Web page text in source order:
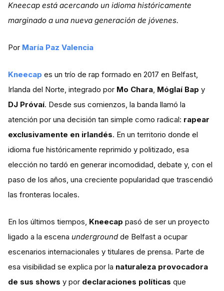
Kneecap está acercando un idioma históricamente
marginado a una nueva generación de jóvenes.
Por María Paz Valencia
Kneecap es un trío de rap formado en 2017 en Belfast,
Irlanda del Norte, integrado por Mo Chara, Móglaí Bap y
DJ Próvaí. Desde sus comienzos, la banda llamó la
atención por una decisión tan simple como radical: rapear
exclusivamente en irlandés. En un territorio donde el
idioma fue históricamente reprimido y politizado, esa
elección no tardó en generar incomodidad, debate y, con el
paso de los años, una creciente popularidad que trascendió
las fronteras locales.
En los últimos tiempos, Kneecap pasó de ser un proyecto
ligado a la escena underground de Belfast a ocupar
escenarios internacionales y titulares de prensa. Parte de
esa visibilidad se explica por la naturaleza provocadora
de sus shows y por declaraciones políticas que